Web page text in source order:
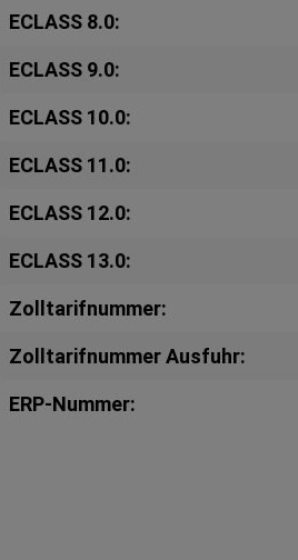
ECLASS 8.0:
ECLASS 9.0:
ECLASS 10.0:
ECLASS 11.0:
ECLASS 12.0:
ECLASS 13.0:
Zolltarifnummer:
Zolltarifnummer Ausfuhr:
ERP-Nummer: